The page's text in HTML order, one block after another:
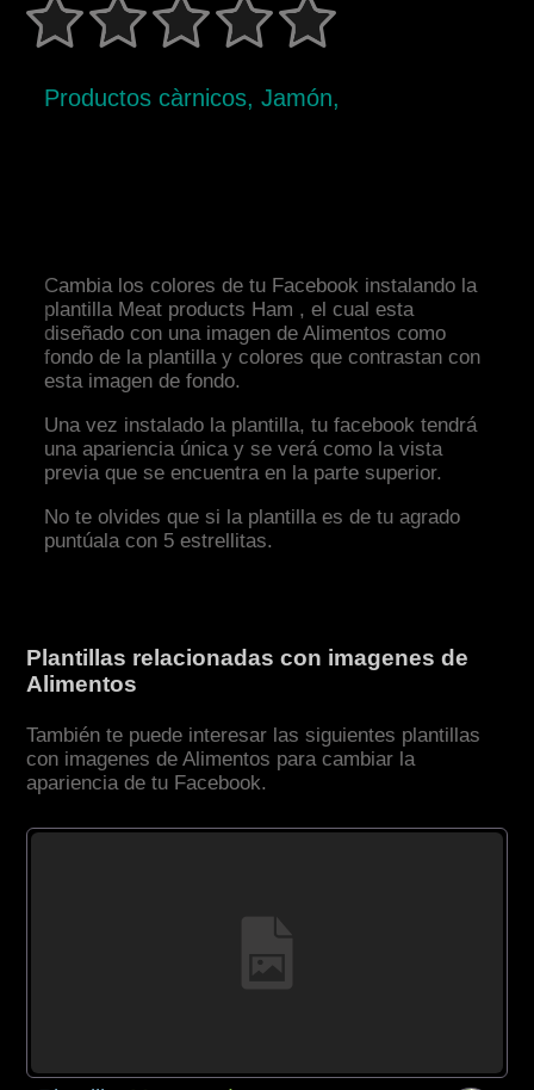
Productos càrnicos, Jamón,
Cambia los colores de tu Facebook instalando la
plantilla Meat products Ham , el cual esta
diseñado con una imagen de Alimentos como
fondo de la plantilla y colores que contrastan con
esta imagen de fondo.
Una vez instalado la plantilla, tu facebook tendrá
una apariencia única y se verá como la vista
previa que se encuentra en la parte superior.
No te olvides que si la plantilla es de tu agrado
puntúala con 5 estrellitas.
Plantillas relacionadas con imagenes de
Alimentos
También te puede interesar las siguientes plantillas
con imagenes de Alimentos para cambiar la
apariencia de tu Facebook.